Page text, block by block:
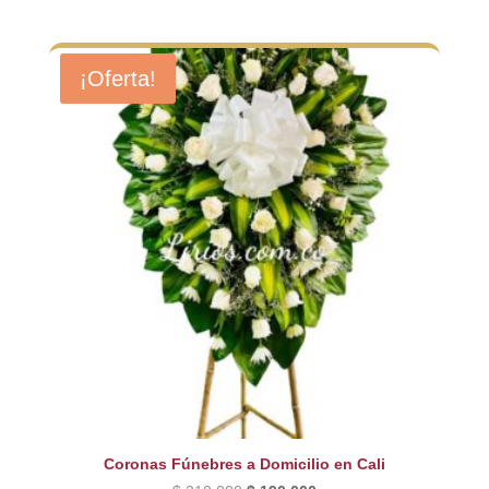
¡Oferta!
Coronas Fúnebres a Domicilio en Cali